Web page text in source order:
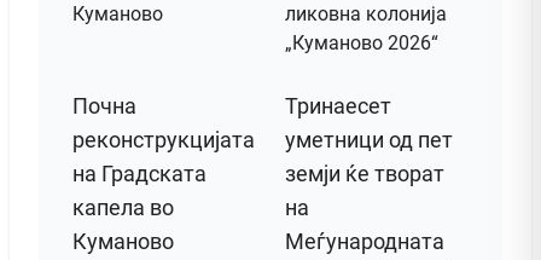
Почна
реконструкцијата
на Градската
капела во
Куманово
Тринаесет
уметници од пет
земји ќе творат
на
Меѓународната